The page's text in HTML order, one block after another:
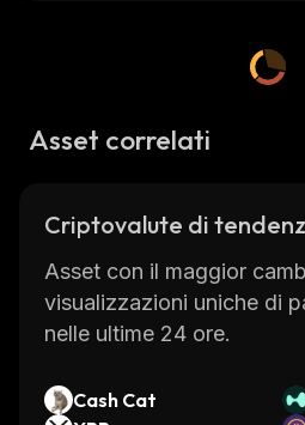
Asset correlati
Criptovalute di
Asset con il maggior
visualizzazioni uniche di
nelle ultime 24 ore.
Cash Cat